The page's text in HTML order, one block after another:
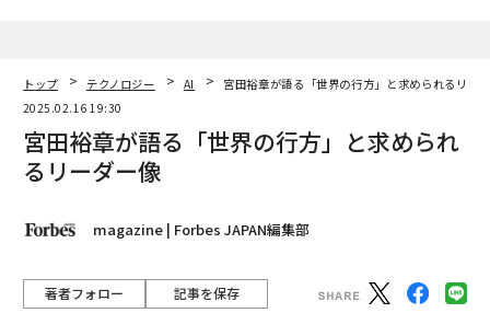
トップ テクノロジー AI
宮田裕章が語る「世界の行方」と求められるリー
2025.02.16 19:30
宮田裕章が語る「世界の行方」と求められ
るリーダー像
magazine | Forbes JAPAN編集部
著者フォロー 記事を保存